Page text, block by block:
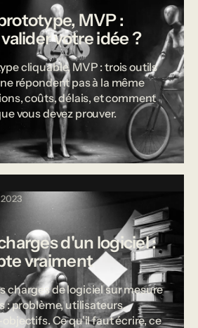
MVP :
votre idée ?
cliquable, MVP : trois outils
répondent pas à la même
coûts, délais, et comment
vous devez prouver.
d'un logiciel :
vraiment
charges de logiciel sur mesure
: problème, utilisateurs,
Ce qu'il faut écrire, ce